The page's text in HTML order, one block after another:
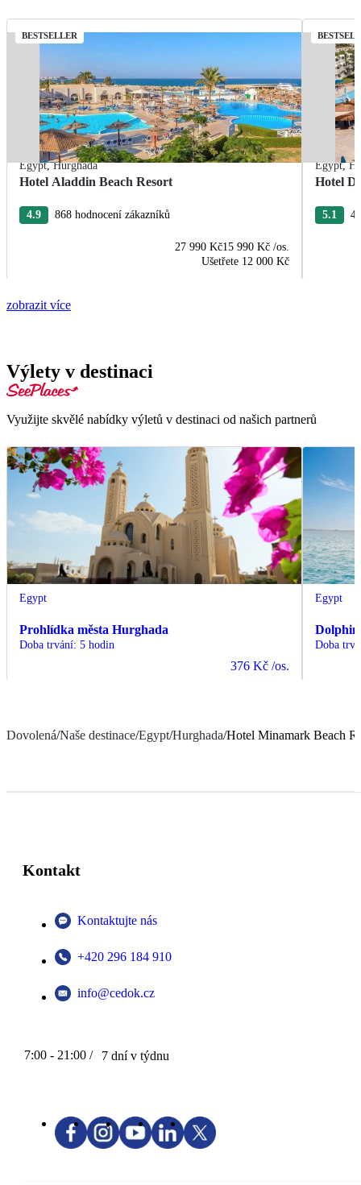
BESTSELLER
Egypt,Hurghada
Hotel Aladdin Beach Resort
4.9 868 hodnocení zákazníků
27 990 Kč15 990 Kč /os.
Ušetřete 12 000 Kč
Egypt,
Hotel
5.1
zobrazit více
Výlety v destinaci
Využijte skvělé nabídky výletů v destinaci od našich partnerů
Egypt
Prohlídka města Hurghada
Doba trvání: 5 hodin
376 Kč /os.
Egypt
Dolphin
Doba
Dovolená/Naše destinace/Egypt/Hurghada/Hotel Minamark Beach
Kontakt
Kontaktujte nás
+420 296 184 910
info@cedok.cz
7:00 - 21:00 / 7 dní v týdnu